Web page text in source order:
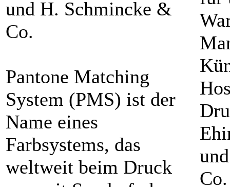
und H. Schmincke &
Co.
Pantone Matching
System (PMS) ist der
Name eines
Farbsystems, das
weltweit beim Druck
Co.